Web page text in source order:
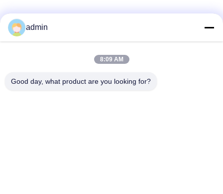
Bad Request
Lantai ubin vinil
admin
8:09 AM
Good day, what product are you looking for?